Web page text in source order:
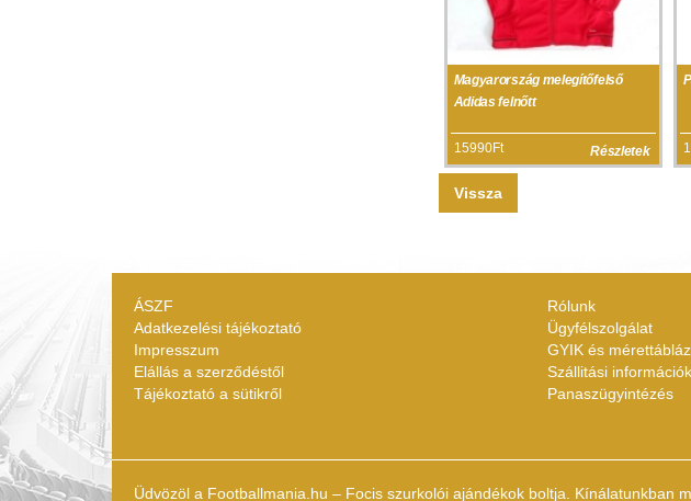
Magyarország melegítőfelső
Adidas felnőtt
15990Ft Részletek
Vissza
ÁSZF
Adatkezelési tájékoztató
Impresszum
Elállás a szerződéstől
Tájékoztató a sütikről
Rólunk
Ügyfélszolgálat
GYIK és
Szállitási információk
Panaszügyintézés
Üdvözöl a Footballmania.hu – Focis szurkolói ajándékok boltja. Kínálatunkban